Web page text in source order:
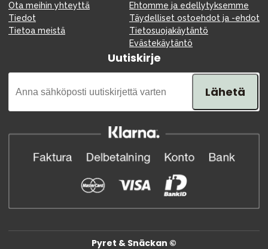
Ota meihin yhteyttä
Tiedot
Tietoa meistä
Ehtomme ja edellytyksemme
Täydelliset ostoehdot ja -ehdot
Tietosuojakäytäntö
Evästekäytäntö
Uutiskirje
Lähetä
Pyret & Snäckan ©